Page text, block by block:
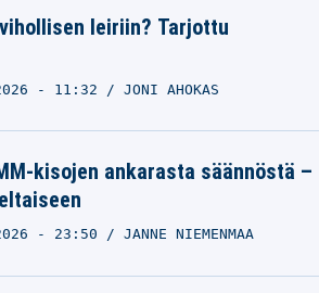
leiriin? Tarjottu
- 11:32 JONI AHOKAS
kisojen ankarasta säännöstä –
- 23:50 JANNE NIEMENMAA